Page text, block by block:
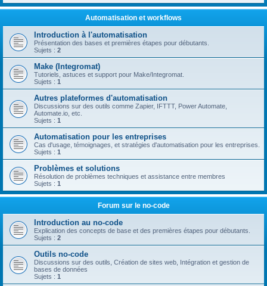
Automatisation et workflows
Introduction à l'automatisation
Présentation des bases et premières étapes pour débutants.
Sujets : 2
Make (Integromat)
Tutoriels, astuces et support pour Make/Integromat.
Sujets : 1
Autres plateformes d'automatisation
Discussions sur des outils comme Zapier, IFTTT, Power Automate,
Automate.io, etc.
Sujets : 1
Automatisation pour les entreprises
Cas d'usage, témoignages, et stratégies d'automatisation pour les entreprises.
Sujets : 1
Problèmes et solutions
Résolution de problèmes techniques et assistance entre membres
Sujets : 1
Forum sur le no-code
Introduction au no-code
Explication des concepts de base et des premières étapes pour débutants.
Sujets : 2
Outils no-code
Discussions sur des outils, Création de sites web, Intégration et gestion de
bases de données
Sujets : 1